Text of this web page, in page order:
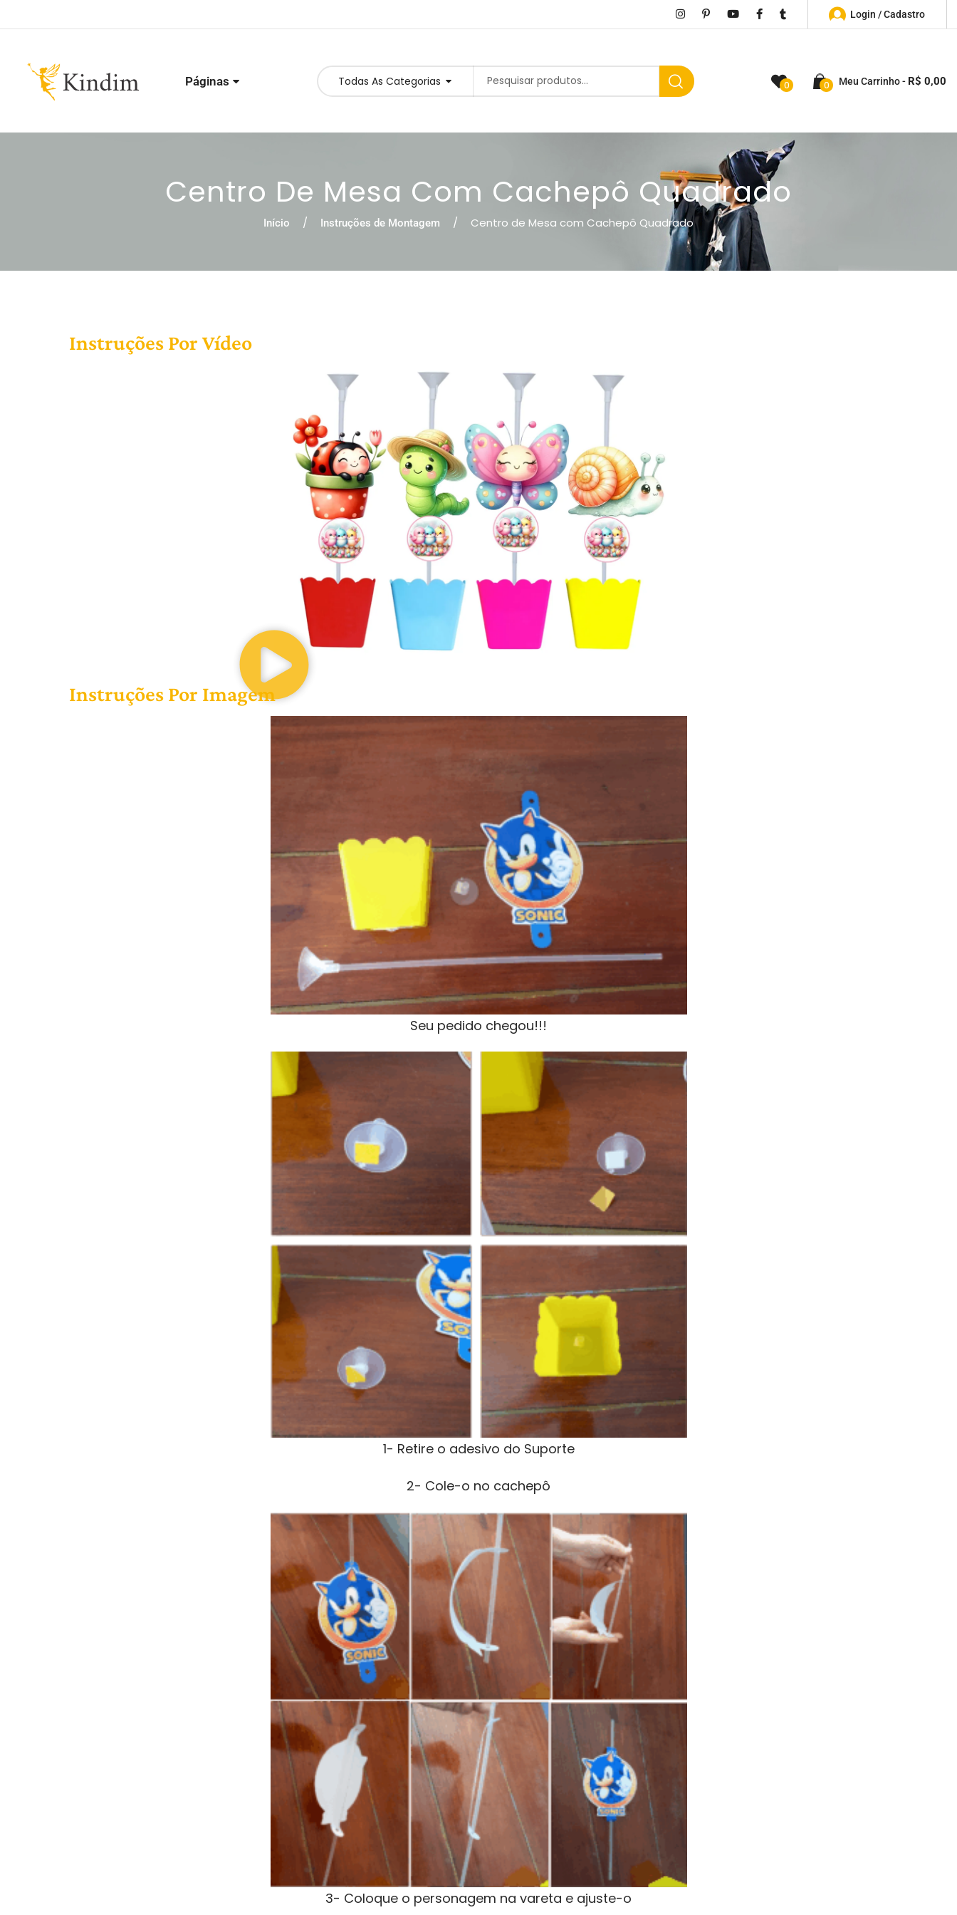
Login / Cadastro
Páginas Todas As Categorias 0 0 Meu Carrinho R$ 0,00
Centro De Mesa Com Cachepô Quadrado
Início Instruções de Montagem Centro de Mesa com Cachepô Quadrado
Instruções Por Vídeo
Instruções Por Imagem
Seu pedido chegou!!!
1- Retire o adesivo do Suporte
2- Cole-o no cachepô
3- Coloque o personagem na vareta e ajuste-o